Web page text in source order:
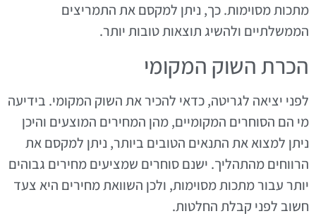
מתכות מסוימות. כך, ניתן למקסם את התמריצים
הממשלתיים ולהשיג תוצאות טובות יותר.
הכרת השוק המקומי
לפני יציאה לגריטה, כדאי להכיר את השוק המקומי. בידיעה
מי הם הסוחרים המקומיים, מהן המחירים המוצעים והיכן
ניתן למצוא את התנאים הטובים ביותר, ניתן למקסם את
הרווחים מהתהליך. ישנם סוחרים שמציעים מחירים גבוהים
יותר עבור מתכות מסוימות, ולכן השוואת מחירים היא צעד
חשוב לפני קבלת החלטות.